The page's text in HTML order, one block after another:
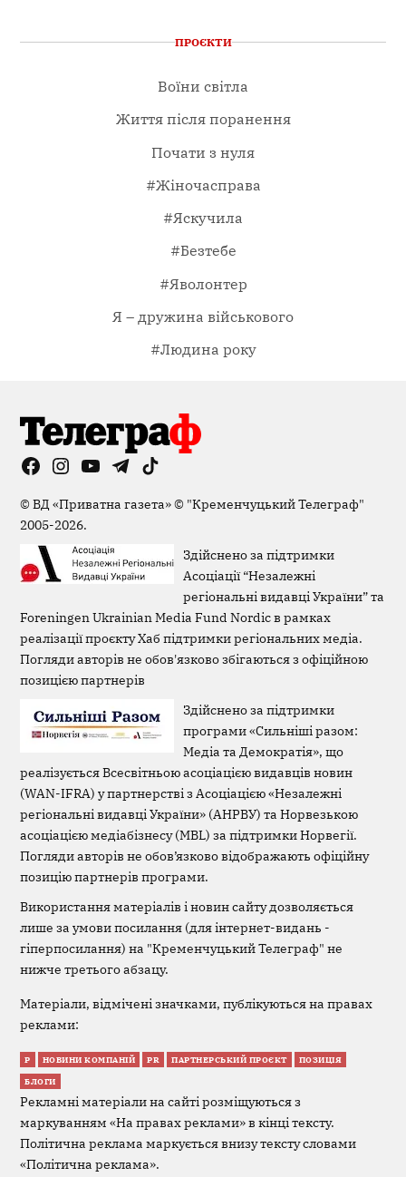
ПРОЄКТИ
Воїни світла
Життя після поранення
Почати з нуля
#Жіночасправа
#Яскучила
#Безтебе
#Яволонтер
Я – дружина військового
#Людина року
FacebookInstagram
YouTubeTelegramTikTok
©ВД «Приватна газета»© "Кременчуцький Телеграф"
2005-2026.
Здійснено за підтримки
Асоціації “Незалежні
регіональні видавці України” та
Foreningen Ukrainian Media Fund Nordic в рамках
реалізації проєкту Хаб підтримки регіональних медіа.
Погляди авторів не обов'язково збігаються з офіційною
позицією партнерів
Здійснено за підтримки
програми «Сильніші разом:
Медіа та Демократія», що
реалізується Всесвітньою асоціацією видавців новин
(WAN-IFRA) у партнерстві з Асоціацією «Незалежні
регіональні видавці України» (АНРВУ) та Норвезькою
асоціацією медіабізнесу (MBL) за підтримки Норвегії.
Погляди авторів не обов’язково відображають офіційну
позицію партнерів програми.
Використання матеріалів і новин сайту дозволяється
лише за умови посилання (для інтернет-видань -
гіперпосилання) на "Кременчуцький Телеграф" не
нижче третього абзацу.
Матеріали, відмічені значками, публікуються на правах
реклами:
Р НОВИНИ КОМПАНІЙ PR ПАРТНЕРСЬКИЙ ПРОЄКТ ПОЗИЦІЯ
БЛОГИ
Рекламні матеріали на сайті розміщуються з
маркуванням «На правах реклами» в кінці тексту.
Політична реклама маркується внизу тексту словами
«Політична реклама».